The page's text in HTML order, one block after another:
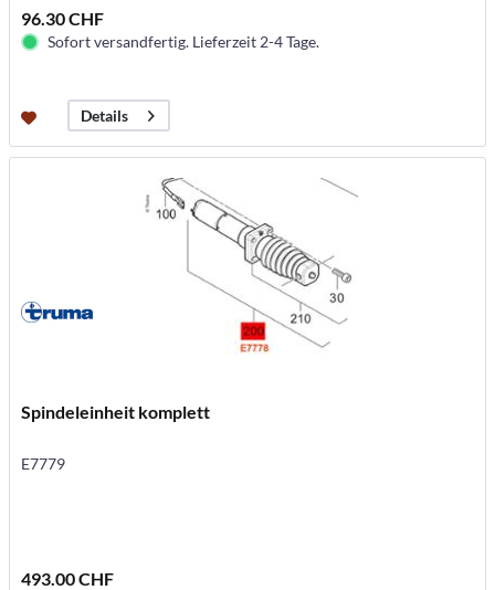
96.30 CHF
Sofort versandfertig. Lieferzeit 2-4 Tage.
Details
Spindeleinheit komplett
E7779
493.00 CHF